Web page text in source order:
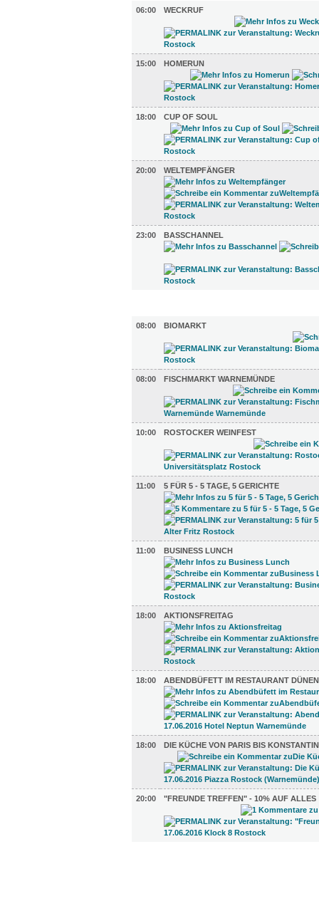
06:00
WECKRUF
15:00 HOMERUN
18:00 CUP OF SOUL
20:00 WELTEMPFÄNGER
23:00 BASSCHANNEL
08:00
BIOMARKT
08:00 FISCHMARKT WARNEMÜNDE
10:00 ROSTOCKER WEINFEST
11:00 5 FÜR 5 - 5 TAGE, 5 GERICHTE
11:00 BUSINESS LUNCH
18:00 AKTIONSFREITAG
18:00 ABENDBÜFETT IM RESTAURANT
18:00 DIE KÜCHE VON PARIS BIS
20:00 "FREUNDE TREFFEN" - 10% AUF ALLES